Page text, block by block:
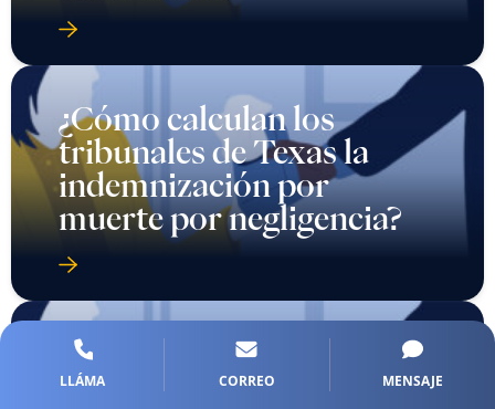
¿Cómo calculan los
tribunales de Texas la
indemnización por
muerte por negligencia?
¿Cómo elegir al abogado
especializado en
LLÁMA CORREO MENSAJE